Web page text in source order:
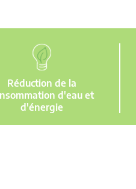
Réduction de la
d'eau et
d'énergie